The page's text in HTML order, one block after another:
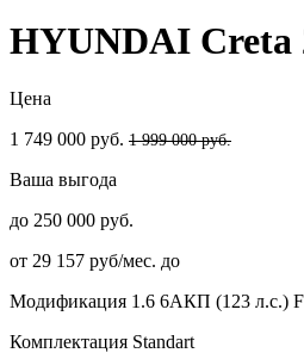
HYUNDAI Creta
Цена
1 749 000 руб. 1 999 000 руб.
Ваша выгода
до 250 000 руб.
от 29 157 руб/мес. до
Модификация 1.6 6AКП (123 л.с.)
Комплектация Standart